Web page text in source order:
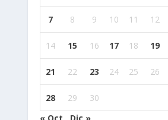
7 8 9 10 11 12
14 15 16 17 18 19
21 22 23 24 25 26
28 29
30